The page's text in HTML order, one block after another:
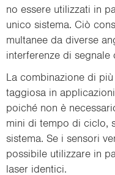
no es­se­re uti­liz­za­ti in
unico si­ste­ma. Ciò
mul­ta­nee da di­ver­se
in­ter­fe­ren­ze di se­gna­le
La com­bi­na­zio­ne di
tag­gio­sa in
poiché non è
mi­ni di tempo di ciclo,
si­ste­ma. Se i sen­so­ri
pos­si­bi­le uti­liz­za­re in
laser iden­ti­ci.